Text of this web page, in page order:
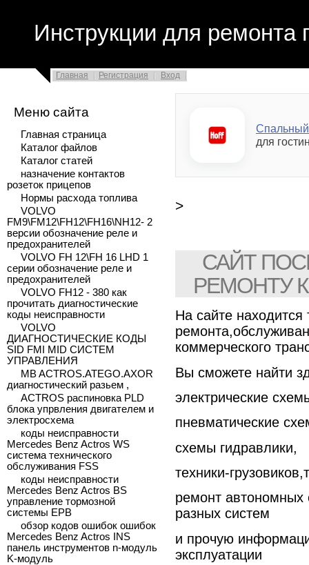
Инструкции для ремонта
Главная Регистрация Вход
Меню сайта
Главная страница
Каталог файлов
Каталог статей
назначение контактов
розеток прицепов
Нормы расхода топлива
VOLVO
FM9\FM12\FH12\FH16\NH12- 2
версии обозначение реле и
предохранителей
VOLVO FH 12\FH 16 LHD 1
серии обозначение реле и
предохранителей
VOLVO FH12 - 380 как
прочитать диагностические
коды неисправности
VOLVO
ДИАГНОСТИЧЕСКИЕ КОДЫ
SID FMI MID СИСТЕМ
УПРАВЛЕНИЯ
MB ACTROS.ATEGO.AXOR
диагностический разьем ,
ACTROS распиновка PLD
блока упрвления двигателем и
электросхема
коды неисправности
Mercedes Benz Actros WS
система технического
обслуживания FSS
коды неисправности
Mercedes Benz Actros BS
управление тормозной
системы EPB
обзор кодов ошибок ошибок
Mercedes Benz Actros INS
панель инструментов n-модуль
K-модуль
для
>
САЙТ
РЕМОНТУ
На сайте
коммерческого
Вы сможете найти
электрические
пневматические
схемы гидравлики,
техники-
ремонт автономных
разных систем
и прочую
эксплуатации